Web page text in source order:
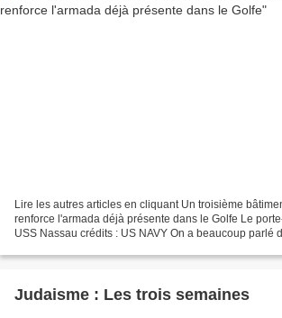
Lire les autres articles en cliquant Un troisième
renforce l'armada déjà présente dans le Golfe Le
USS Nassau crédits : US NAVY On a beaucoup parlé
Judaisme : Les trois semaines